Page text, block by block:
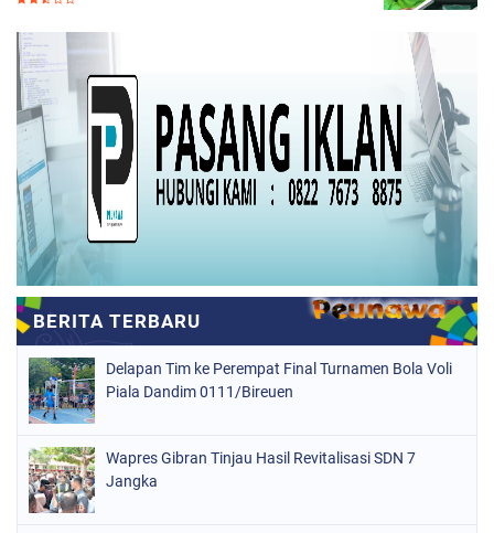
Delapan Tim ke Perempat Final Turnamen Bola Voli
Piala Dandim 0111/Bireuen
Wapres Gibran Tinjau Hasil Revitalisasi SDN 7
Jangka